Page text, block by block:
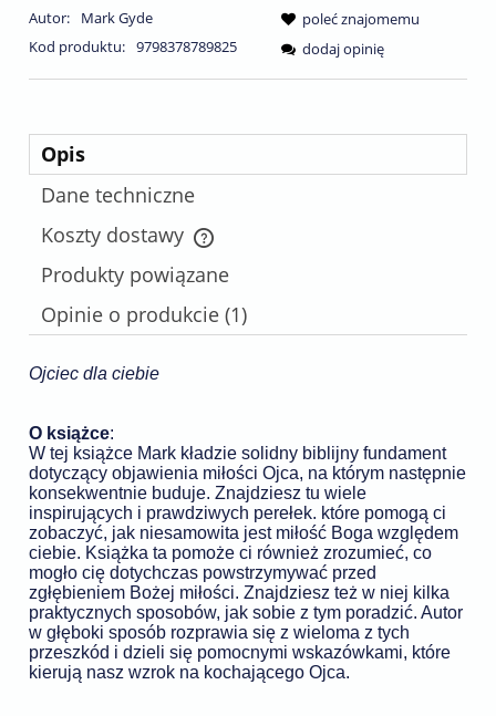
Autor:
Mark Gyde
Kod produktu: 9798378789825
poleć znajomemu
dodaj opinię
Opis
Dane techniczne
Koszty dostawy
Cena nie zawiera ewentualnych kosztów płatności
Produkty powiązane
Opinie o produkcie (1)
Ojciec dla ciebie
O książce:
W tej książce Mark kładzie solidny biblijny fundament
dotyczący objawienia miłości Ojca, na którym następnie
konsekwentnie buduje. Znajdziesz tu wiele
inspirujących i prawdziwych perełek. które pomogą ci
zobaczyć, jak niesamowita jest miłość Boga względem
ciebie. Książka ta pomoże ci również zrozumieć, co
mogło cię dotychczas powstrzymywać przed
zgłębieniem Bożej miłości. Znajdziesz też w niej kilka
praktycznych sposobów, jak sobie z tym poradzić. Autor
w głęboki sposób rozprawia się z wieloma z tych
przeszkód i dzieli się pomocnymi wskazówkami, które
kierują nasz wzrok na kochającego Ojca.